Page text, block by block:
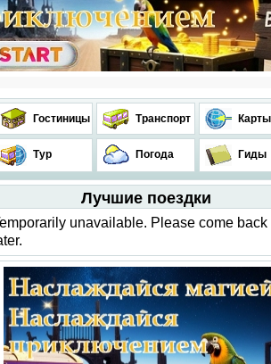
Гостиницы Транспорт Карты
Тур Погода Гиды
Лучшие поездки
unavailable. Please come back